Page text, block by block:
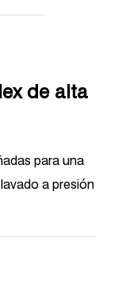
de alta
para una
a presión